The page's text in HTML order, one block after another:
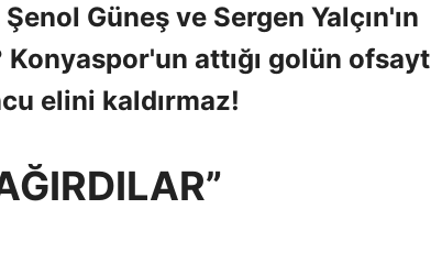
Güneş ve Sergen Yalçın'ın
Konyaspor'un attığı golün ofsayt
elini kaldırmaz!